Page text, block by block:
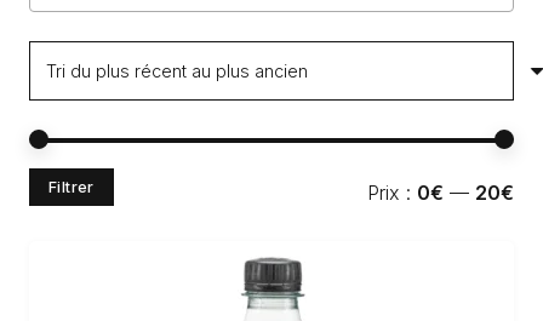
Filtrer Prix : 0€ — 20€